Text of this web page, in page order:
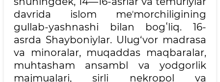
davrida islom meʼmorchiligining
gullab-yashnashi bilan bogʻliq. 16-
asrda Shayboniylar. Ulug‘vor madrasa
va minoralar, muqaddas maqbaralar,
muhtasham ansambl va yodgorlik
majmualari, sirli nekropol va